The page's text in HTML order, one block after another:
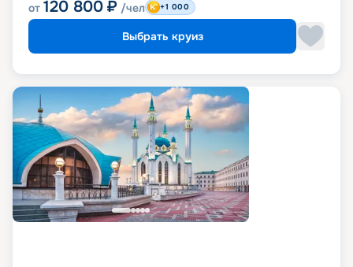
от 120 800 ₽ /чел +1 000
Выбрать круиз